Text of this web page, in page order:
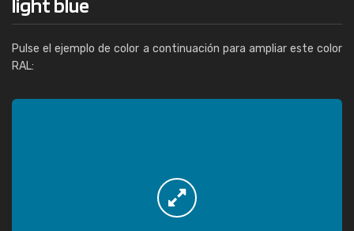
light blue
Pulse el ejemplo de color a continuación para ampliar este color
RAL: